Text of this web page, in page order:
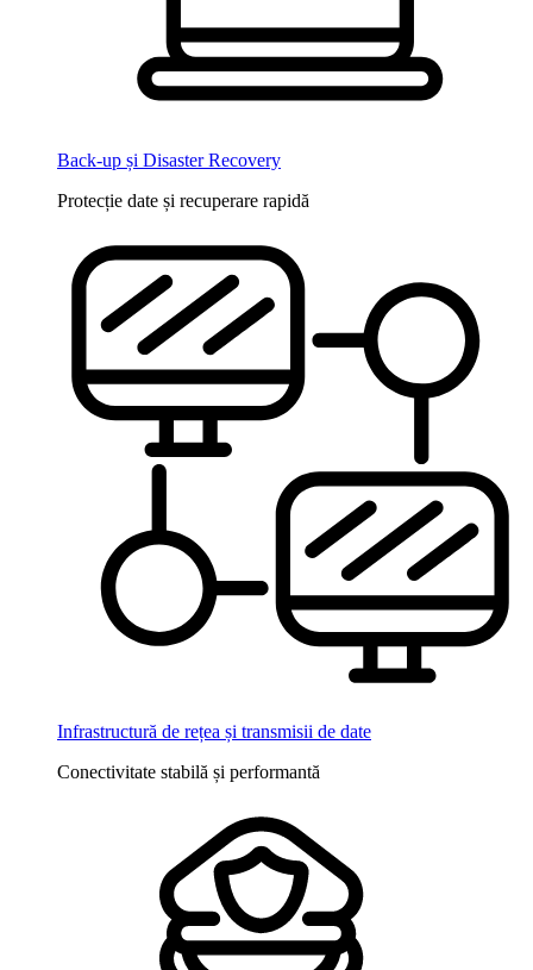
Back-up și Disaster Recovery
Protecție date și recuperare rapidă
Infrastructură de rețea și transmisii de date
Conectivitate stabilă și performantă